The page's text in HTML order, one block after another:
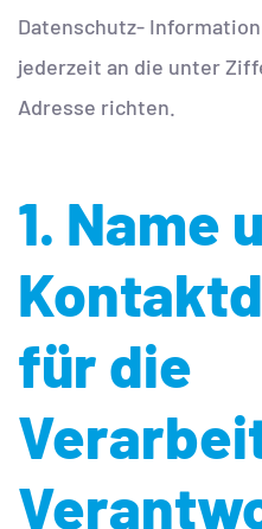
Datenschutz-
jederzeit an die unter
Adresse richten.
1. Name
für die